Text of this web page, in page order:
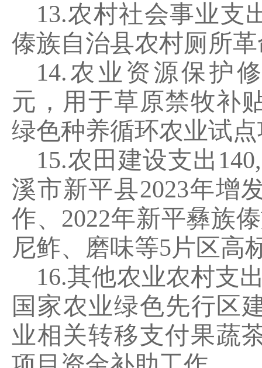
13.农村社会事业支
傣族自治县农村厕所
14.农业资源保护
元，用于草原禁牧补
绿色种养循环农业试
15.农田建设支出
溪市新平县2023年增
作、 2022年新平彝族
尼鲊、磨味等5片区高
16.其他农业农村支
国家农业绿色先行区
业相关转移支付果蔬